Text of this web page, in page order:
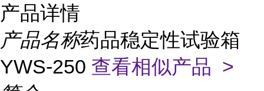
产品详情
产品名称药品稳定性试验箱
YWS-250 查看相似产品 >